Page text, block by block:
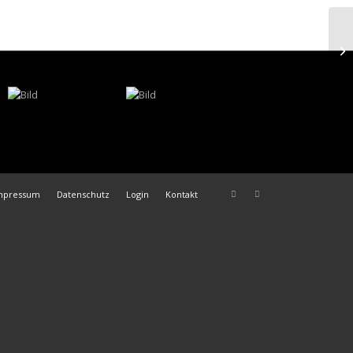
Datenschutz Login Kontakt